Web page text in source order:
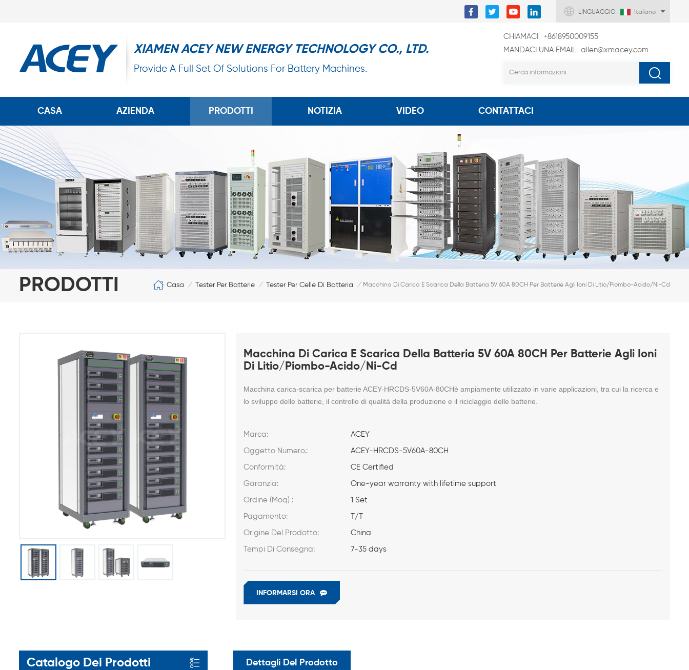
LINGUAGGIO : Italiano
XIAMEN ACEY NEW ENERGY TECHNOLOGY CO., LTD.
Provide A Full Set Of Solutions For Battery Machines.
CHIAMACI
+8618950009155
MANDACI UNA EMAIL
allen@xmacey.com
CASA AZIENDA PRODOTTI NOTIZIA VIDEO CONTATTACI
PRODOTTI Casa / Tester Per Batterie / Tester Per Celle Di Batteria / Macchina Di Carica E Scarica Della Batteria 5V 60A 80CH Per Batterie Agli Ioni Di Litio/piombo-Acido/Ni-Cd
Macchina Di Carica E Scarica Della Batteria 5V 60A 80CH Per Batterie Agli Ioni
Di Litio/piombo-Acido/Ni-Cd
Macchina carica-scarica per batterie ACEY-HRCDS-5V60A-80CHè ampiamente utilizzato in varie applicazioni, tra cui la ricerca e
lo sviluppo delle batterie, il controllo di qualità della produzione e il riciclaggio delle batterie.
Marca: ACEY
Oggetto Numero.: ACEY-HRCDS-5V60A-80CH
Conformità: CE Certified
Garanzia: One-year warranty with lifetime support
Ordine (Moq) : 1 Set
Pagamento: T/T
Origine Del Prodotto: China
Tempi Di Consegna: 7-35 days
INFORMARSI ORA
Catalogo Dei Prodotti Dettagli Del Prodotto